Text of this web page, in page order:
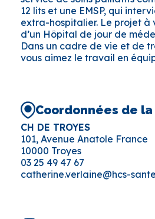
12 lits et une EMSP, qui
extra-hospitalier. Le projet à
d’un Hôpital de jour de
Dans un cadre de vie et de
vous aimez le travail en
Coordonnées de
CH DE TROYES
101, Avenue Anatole France
10000 Troyes
03 25 49 47 67
catherine.verlaine@hcs-